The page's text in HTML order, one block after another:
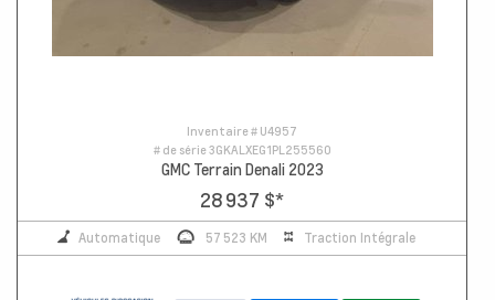
Inventaire # U4957
# de série3GKALXEG1PL255560
GMC Terrain Denali 2023
28 937 $*
Automatique 57 523 KM Traction Intégrale